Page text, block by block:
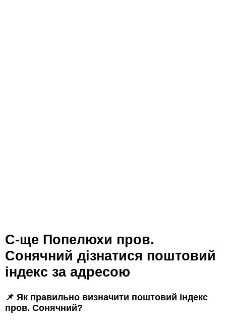
с-ще Попелюхи пров.
Сонячний дізнатися поштовий
індекс за адресою
📌 Як правильно визначити поштовий індекс
пров. Сонячний?